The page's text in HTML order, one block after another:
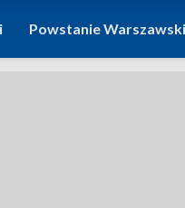
Powstanie